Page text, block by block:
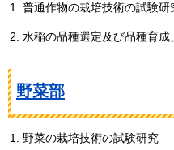
普通作物の栽培技術の試験研
水稲の品種選定及び品種育
野菜部
野菜の栽培技術の試験研究